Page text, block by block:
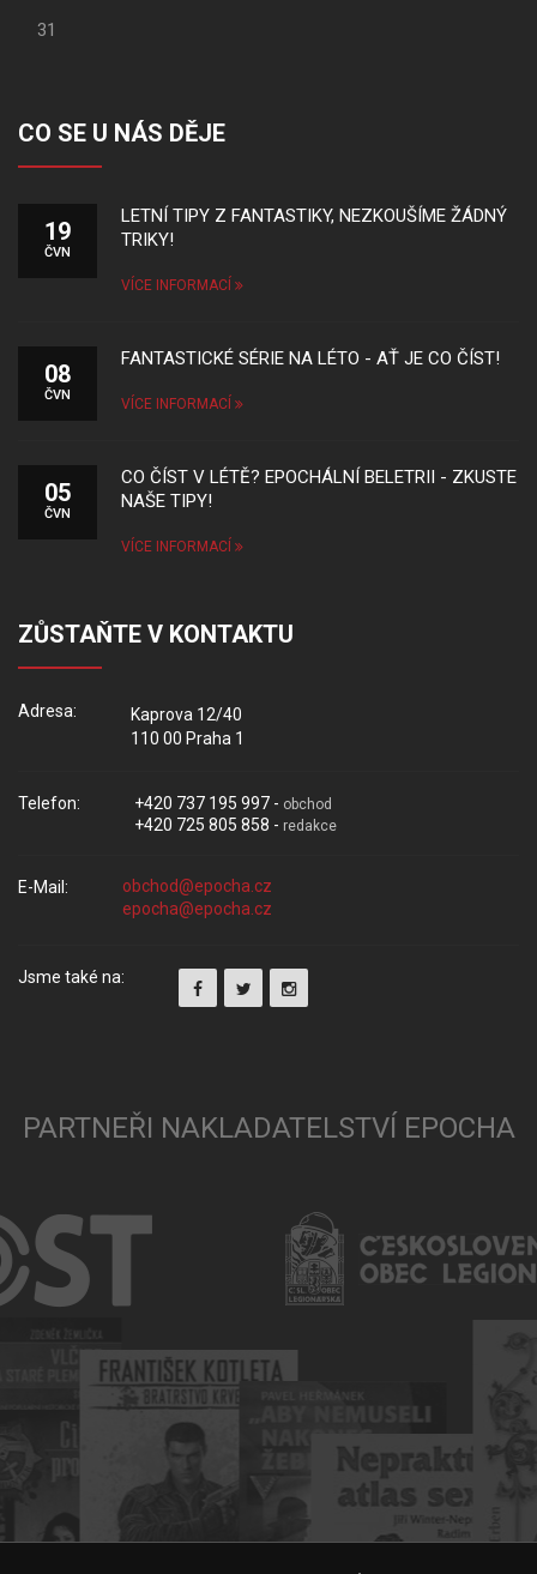
31
CO SE U NÁS DĚJE
19
ČVN
LETNÍ TIPY Z FANTASTIKY, NEZKOUŠÍME ŽÁDNÝ
TRIKY!
VÍCE INFORMACÍ
08
ČVN
FANTASTICKÉ SÉRIE NA LÉTO - AŤ JE CO ČÍST!
VÍCE INFORMACÍ
05
ČVN
CO ČÍST V LÉTĚ? EPOCHÁLNÍ BELETRII - ZKUSTE
NAŠE TIPY!
VÍCE INFORMACÍ
ZŮSTAŇTE V KONTAKTU
Adresa:
Kaprova 12/40
110 00 Praha 1
Telefon: +420 737 195 997 - obchod
+420 725 805 858 - redakce
E-Mail:
Jsme také na:
PARTNEŘI NAKLADATELSTVÍ EPOCHA